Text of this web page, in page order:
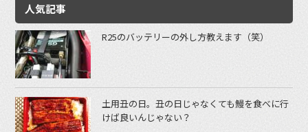
人気記事
R25のバッテリーの外し方教えます（笑）
土用丑の日。丑の日じゃなくても鰻を食べに行
けば良いんじゃない？